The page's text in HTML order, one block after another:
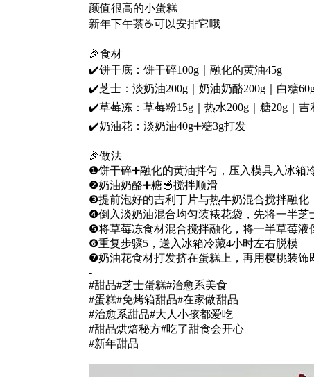
颜值很高的小蛋糕
新年下午茶☕️可以安排它哦
🎉食材
✔️饼干底：饼干碎100g｜融化的黄油45g
✔️芝士：淡奶油200g｜奶油奶酪200g｜白糖
✔️草莓冻：草莓粉15g｜热水200g｜糖20g｜吉
✔️奶油花：淡奶油40g➕糖3g打发
🎉做法
❶饼干碎➕融化的黄油拌匀，压入模具入冰箱
❷奶油奶酪➕糖🥣搅拌顺滑
❸提前泡好的吉利丁片与热牛奶混合搅拌融化
❹倒入淡奶油混合均匀装裱花袋，先将一半芝
❺将草莓冻食材混合搅拌融化，将一半草莓液
❻重复步骤5，送入冰箱冷藏4小时左右脱模
❼奶油花食材打发挤在蛋糕上，再用樱桃装饰
-
#甜品#芝士蛋糕#治愈系美食
#蛋糕#免烤箱甜品#在家做甜品
#治愈系甜品#大人小孩都爱吃
#甜品烘焙秘方#吃了甜食会开心
#新年甜品